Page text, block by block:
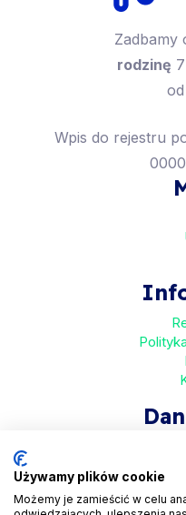
Zadbamy
rodzinę
Wpis do rejestru
ul.
01-
Używamy plików cookie
Możemy je zamieścić w celu